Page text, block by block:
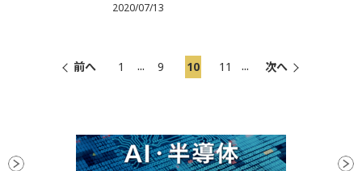
2020/07/13
前へ 1 ... 9 10 11 ... 次へ